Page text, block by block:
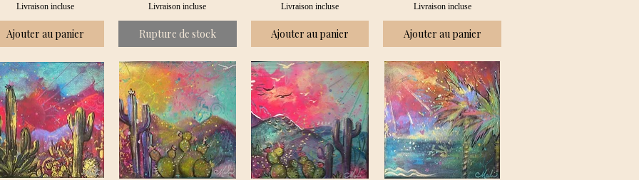
Livraison incluse
Ajouter au panier
Livraison incluse
Rupture de stock
Livraison incluse
Ajouter au panier
Livraison incluse
Ajouter au panier